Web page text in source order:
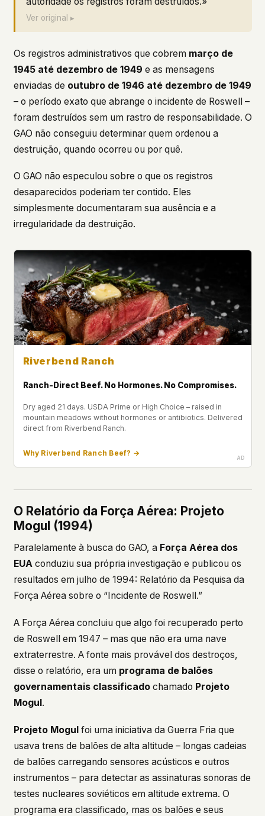
Ver original ▸
Os registros administrativos que cobrem março de
1945 até dezembro de 1949 e as mensagens
enviadas de outubro de 1946 até dezembro de 1949
– o período exato que abrange o incidente de Roswell –
foram destruídos sem um rastro de responsabilidade. O
GAO não conseguiu determinar quem ordenou a
destruição, quando ocorreu ou por quê.
O GAO não especulou sobre o que os registros
desaparecidos poderiam ter contido. Eles
simplesmente documentaram sua ausência e a
irregularidade da destruição.
Riverbend Ranch
Ranch-Direct Beef. No Hormones. No Compromises.
Dry aged 21 days. USDA Prime or High Choice – raised in
mountain meadows without hormones or antibiotics. Delivered
direct from Riverbend Ranch.
Why Riverbend Ranch Beef? →
O Relatório da Força Aérea: Projeto
Mogul (1994)
Paralelamente à busca do GAO, a Força Aérea dos
EUAconduziu sua própria investigação e publicou os
resultados em julho de 1994: Relatório da Pesquisa da
Força Aérea sobre o “Incidente de Roswell.”
A Força Aérea concluiu que algo foi recuperado perto
de Roswell em 1947 – mas que não era uma nave
extraterrestre. A fonte mais provável dos destroços,
disse o relatório, era um programa de balões
governamentais classificadochamado Projeto
Mogul.
Projeto Mogulfoi uma iniciativa da Guerra Fria que
usava trens de balões de alta altitude – longas cadeias
de balões carregando sensores acústicos e outros
instrumentos – para detectar as assinaturas sonoras de
testes nucleares soviéticos em altitude extrema. O
programa era classificado, mas os balões e seus